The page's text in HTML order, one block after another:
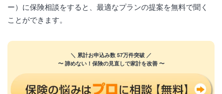
ー）に保険相談をすると、最適なプランの提案を無料で聞く
ことができます。
＼ 累計お申込み数 57万件突破 ／
〜 諦めない！保険の見直しで家計を改善 〜